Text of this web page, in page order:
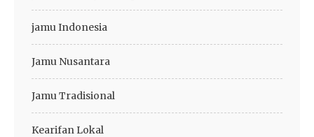
jamu Indonesia
Jamu Nusantara
Jamu Tradisional
Kearifan Lokal